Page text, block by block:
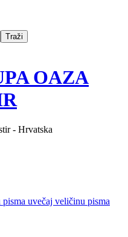
OAZA
- Hrvatska
uvečaj veličinu pisma